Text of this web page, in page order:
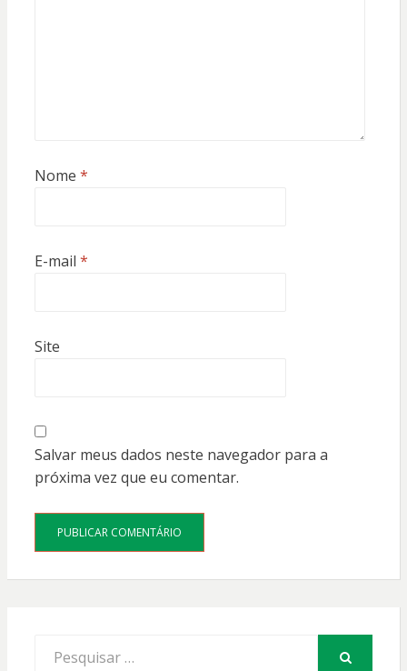
Nome *
E-mail *
Site
Salvar meus dados neste navegador para a
próxima vez que eu comentar.